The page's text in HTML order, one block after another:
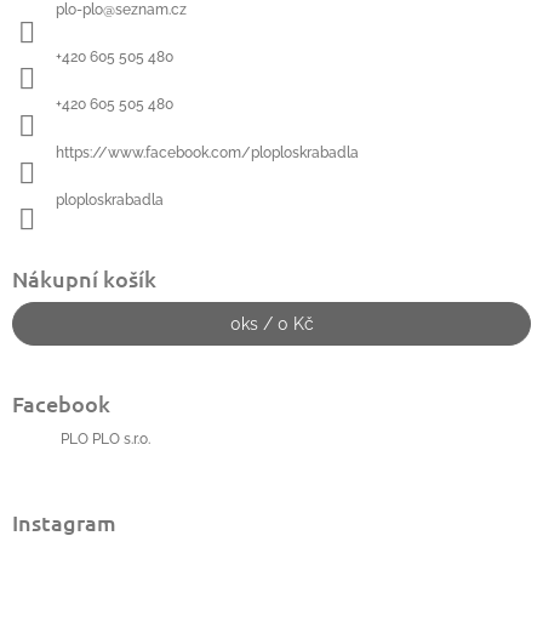
plo-plo@seznam.cz
+420 605 505 480
+420 605 505 480
https://www.facebook.com/ploploskrabadla
ploploskrabadla
Nákupní košík
0ks / 0 Kč
Facebook
PLO PLO s.r.o.
Instagram